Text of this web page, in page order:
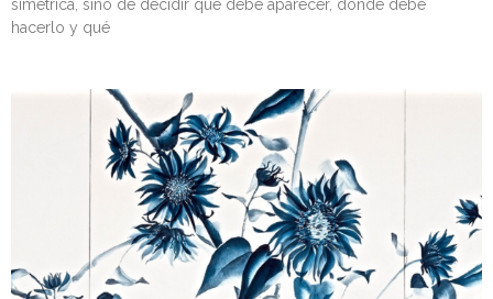
simétrica, sino de decidir qué debe aparecer, dónde debe
hacerlo y qué